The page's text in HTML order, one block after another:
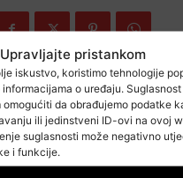
Upravljajte pristankom
iskustvo, koristimo tehnologije
o uređaju.
da obrađujemo podatke
ili jedinstveni ID-ovi na ovoj
suglasnosti može negativno
i funkcije.